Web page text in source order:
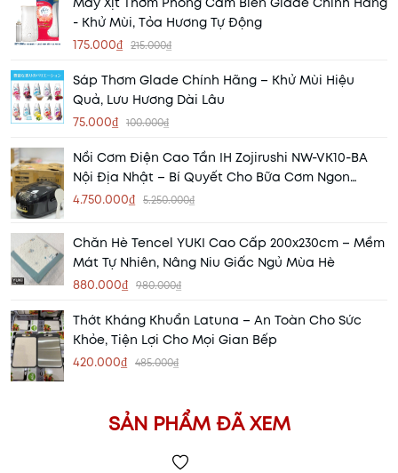
- Khử Mùi, Tỏa Hương Tự Động
175.000₫ 215.000₫
Sáp Thơm Glade Chính Hãng – Khử Mùi Hiệu
Quả, Lưu Hương Dài Lâu
75.000₫ 100.000₫
Nồi Cơm Điện Cao Tần IH Zojirushi NW-VK10-BA
Nội Địa Nhật – Bí Quyết Cho Bữa Cơm Ngon
Chuẩn Nhật
4.750.000₫ 5.250.000₫
Chăn Hè Tencel YUKI Cao Cấp 200x230cm – Mềm
Mát Tự Nhiên, Nâng Niu Giấc Ngủ Mùa Hè
880.000₫ 980.000₫
Thớt Kháng Khuẩn Latuna – An Toàn Cho Sức
Khỏe, Tiện Lợi Cho Mọi Gian Bếp
420.000₫ 485.000₫
SẢN PHẨM ĐÃ XEM